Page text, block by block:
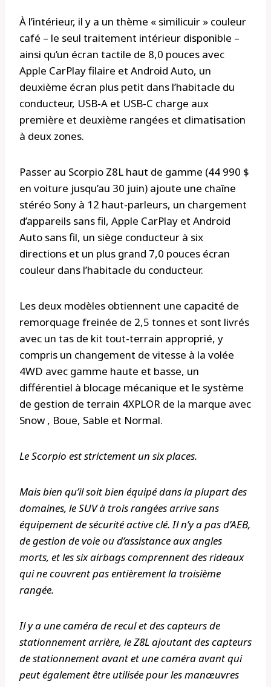
À l’intérieur, il y a un thème « similicuir » couleur
café – le seul traitement intérieur disponible –
ainsi qu’un écran tactile de 8,0 pouces avec
Apple CarPlay filaire et Android Auto, un
deuxième écran plus petit dans l’habitacle du
conducteur, USB-A et USB-C charge aux
première et deuxième rangées et climatisation
à deux zones.
Passer au Scorpio Z8L haut de gamme (44 990 $
en voiture jusqu’au 30 juin) ajoute une chaîne
stéréo Sony à 12 haut-parleurs, un chargement
d’appareils sans fil, Apple CarPlay et Android
Auto sans fil, un siège conducteur à six
directions et un plus grand 7,0 pouces écran
couleur dans l’habitacle du conducteur.
Les deux modèles obtiennent une capacité de
remorquage freinée de 2,5 tonnes et sont livrés
avec un tas de kit tout-terrain approprié, y
compris un changement de vitesse à la volée
4WD avec gamme haute et basse, un
différentiel à blocage mécanique et le système
de gestion de terrain 4XPLOR de la marque avec
Snow , Boue, Sable et Normal.
Le Scorpio est strictement un six places.
Mais bien qu’il soit bien équipé dans la plupart des
domaines, le SUV à trois rangées arrive sans
équipement de sécurité active clé. Il n’y a pas d’AEB,
de gestion de voie ou d’assistance aux angles
morts, et les six airbags comprennent des rideaux
qui ne couvrent pas entièrement la troisième
rangée.
Il y a une caméra de recul et des capteurs de
stationnement arrière, le Z8L ajoutant des capteurs
de stationnement avant et une caméra avant qui
peut également être utilisée pour les manœuvres